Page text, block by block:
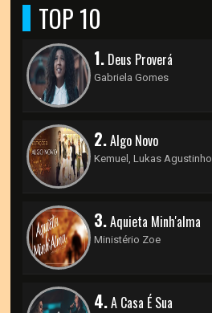
TOP 10
1. Deus Proverá
Gabriela Gomes
2.Algo Novo
Kemuel, Lukas Agustinho
3.Aquieta Minh'alma
Ministério Zoe
4.A Casa É Sua